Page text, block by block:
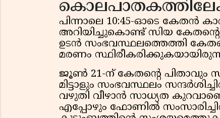
പിന്നാലെ 10:45-ഓടെ കേതൻ
അറിയിച്ചുകൊണ്ട് സിയ
ഉടൻ സംഭവസ്ഥലത്തെത്തി
മരണം
ജൂൺ 21-ന് കേതന്റെ പിതാവും
മിട്ടാളും സംഭവസ്ഥലം
വഴുതി വീഴാൻ സാധ്യത
എപ്പോഴും ഫോണിൽ